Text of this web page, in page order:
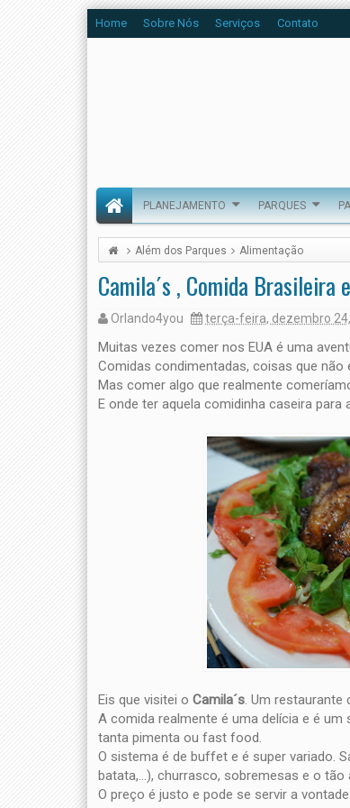
Home Sobre Nós Serviços Contato
PLANEJAMENTO PARQUES
Além dos Parques Alimentação
Camila´s , Comida Brasileira
Orlando4you terça-feira, dezembro
Muitas vezes comer nos EUA é uma
Comidas condimentadas, coisas que
Mas comer algo que realmente
E onde ter aquela comidinha caseira para
Eis que visitei o Camila´s. Um restaurante
A comida realmente é uma delícia e é
tanta pimenta ou fast food.
O sistema é de buffet e é super variado.
batata,...), churrasco, sobremesas e o
O preço é justo e pode se servir a